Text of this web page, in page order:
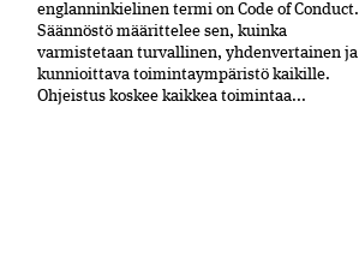
englanninkielinen termi on Code of Conduct.
Säännöstö määrittelee sen, kuinka
varmistetaan turvallinen, yhdenvertainen ja
kun­nioittava toimintaympäristö kaikille.
Ohjeistus koskee kaikkea toimintaa...